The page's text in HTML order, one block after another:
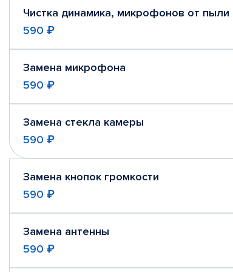
Чистка динамика, микрофонов от пыли
590 ₽
Замена микрофона
590 ₽
Замена стекла камеры
590 ₽
Замена кнопок громкости
590 ₽
Замена антенны
590 ₽